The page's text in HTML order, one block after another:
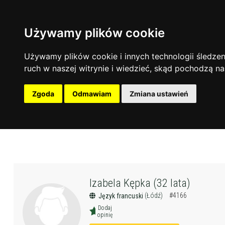
Używamy plików cookie
Używamy plików cookie i innych technologii
ruch w naszej witrynie i wiedzieć, skąd pochodzą
Zgoda Odmawiam Zmiana ustawień
Izabela Kępka (32 lata)
Język francuski (Łódź) #4166
Dodaj
opinię